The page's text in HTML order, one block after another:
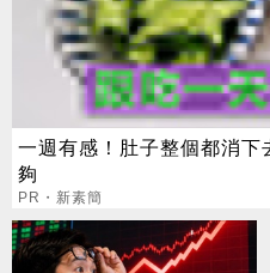
一週有感！肚子整個都消
夠
PR・新素簡